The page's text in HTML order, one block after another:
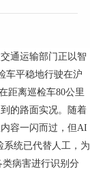
通运输部门正以智
车平稳地行驶在沪
距离巡检车80公里
的路面实况。随着
容一闪而过，但AI
统已代替人工，为
病害进行识别分